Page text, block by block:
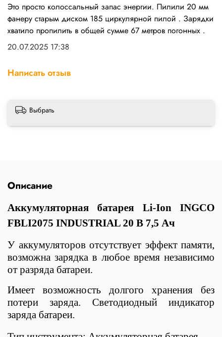
Это просто колоссальный запас энергии. Пилили 20 мм
фанеру старым диском 185 циркулярной пилой . Зарядки
хватило пропилить в общей сумме 67 метров погонных .
20.07.2025 17:38
Написать отзыв
Выбрать
Описание
Аккумуляторная батарея Li-Ion INGCO
FBLI2075 INDUSTRIAL 20 В 7,5 Ач
У аккумуляторов отсутствует эффект памяти,
возможна зарядка в любое время независимо
от разряда батареи.
Имеет возможность долгого хранения без
потери заряда. Светодиодный индикатор
заряда батареи.